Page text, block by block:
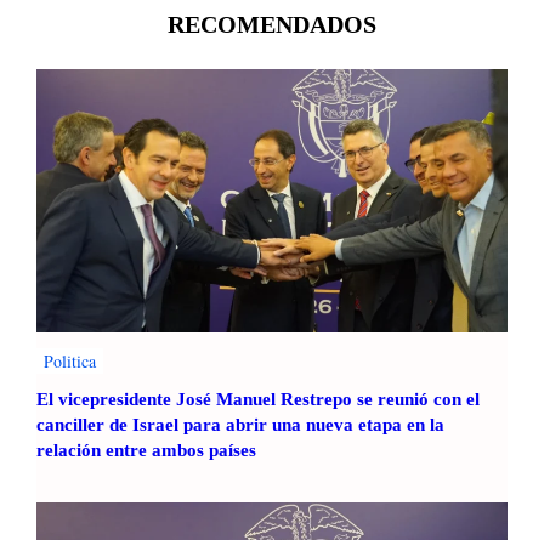
RECOMENDADOS
Politica
El vicepresidente José Manuel Restrepo se reunió con el
canciller de Israel para abrir una nueva etapa en la
relación entre ambos países